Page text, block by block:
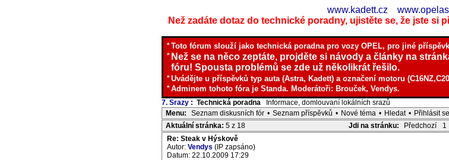
www.kadett.cz
Než zadáte dotaz do technické poradny, ujistěte se, že jste si
*Toto fórum slouží jako technická poradna pro vozy OPEL, pro jiné
* Než se na něco zeptáte, projděte si návody a články na
fóru! Spousta problémů se zde už několikrát řešilo.
*Uvádějte u příspěvků typ auta (Astra, Kadett) a označení motoru
*Adminem tohoto fóra je Standa. Moderátoři: Brouček, Vendys.
7. Srazy : Technická poradna Informace, domlouvaní lokálních srazů
Menu: Seznam diskusních fór • Seznam příspěvků • Nové téma • Hledat • Přihlásit se
Jdi na stránku:
Předchozí 1
Aktuální stránka: 5 z 18
Re: Steak v Hýskově
Autor: Vendys (IP zapsáno)
Datum: 22.10.2009 17:29